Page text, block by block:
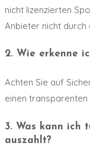
nicht lizenzierten
Anbieter nicht durch
2. Wie erkenne
Achten Sie auf
einen
3. Was kann ich
auszahlt?